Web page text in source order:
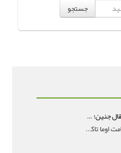
جستجو
تاکرولیموس در انتقال جنین؛ آیا شانس لانه‌گزینی را افزایش می‌دهد؟
نویسنده: گروه سلامت اوما تاکرولیموس در انتقال جنین